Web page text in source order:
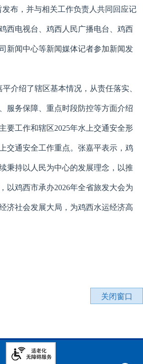
发布，并与相关工作负责人共同回应记
西电视台、鸡西人民广播电台、鸡西
新闻中心等新闻媒体记者参加新闻发
介绍了辖区基本情况，从责任落实、
服务保障、重点时段防控等方面介绍
要工作和辖区2025年水上交通安全形
交通安全工作重点。 张嘉平表示，鸡
秉持以人民为中心的发展理念，以推
以鸡西市承办2026年全省旅发大会为
济社会发展大局，为鸡西水运经济高
关闭窗口